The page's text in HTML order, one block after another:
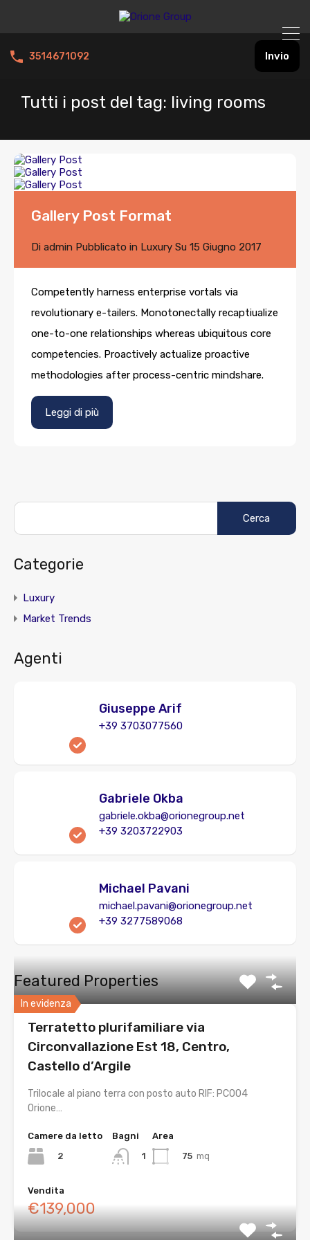
3514671092 Invio
Tutti i post del tag: living rooms
Gallery Post Format
Di admin Pubblicato in Luxury Su 15 Giugno 2017
Competently harness enterprise vortals via
revolutionary e-tailers. Monotonectally recaptiualize
one-to-one relationships whereas ubiquitous core
competencies. Proactively actualize proactive
methodologies after process-centric mindshare.
Leggi di più
Categorie
Luxury
Market Trends
Agenti
Giuseppe Arif
+39 3703077560
Gabriele Okba
gabriele.okba@orionegroup.net
+39 3203722903
Michael Pavani
michael.pavani@orionegroup.net
+39 3277589068
Featured Properties
In evidenza
Terratetto plurifamiliare via
Circonvallazione Est 18, Centro,
Castello d’Argile
Trilocale al piano terra con posto auto RIF: PC004
Orione…
Camere da letto
2
Bagni
1
Area
75 mq
Vendita
€139,000